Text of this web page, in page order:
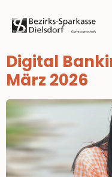
Digital
März 2026